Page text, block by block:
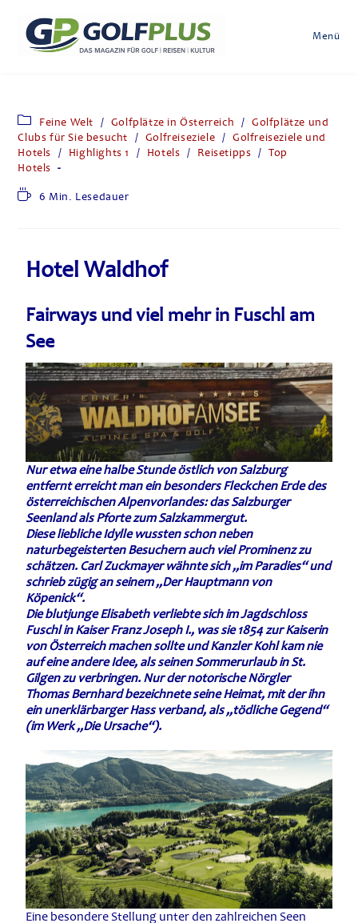
Menü
Feine Welt / Golfplätze in Österreich / Golfplätze und
Clubs für Sie besucht / Golfreiseziele / Golfreiseziele und
Hotels / Highlights 1 / Hotels / Reisetipps / Top
Hotels
6 Min. Lesedauer
Hotel Waldhof
Fairways und viel mehr in Fuschl am
See
Nur etwa eine halbe Stunde östlich von Salzburg
entfernt erreicht man ein besonders Fleckchen Erde des
österreichischen Alpenvorlandes: das Salzburger
Seenland als Pforte zum Salzkammergut.
Diese liebliche Idylle wussten schon neben
naturbegeisterten Besuchern auch viel Prominenz zu
schätzen. Carl Zuckmayer wähnte sich „im Paradies“ und
schrieb zügig an seinem „Der Hauptmann von
Köpenick“.
Die blutjunge Elisabeth verliebte sich im Jagdschloss
Fuschl in Kaiser Franz Joseph I., was sie 1854 zur Kaiserin
von Österreich machen sollte und Kanzler Kohl kam nie
auf eine andere Idee, als seinen Sommerurlaub in St.
Gilgen zu verbringen. Nur der notorische Nörgler
Thomas Bernhard bezeichnete seine Heimat, mit der ihn
ein unerklärbarger Hass verband, als „tödliche Gegend“
(im Werk „Die Ursache“).
Eine besondere Stellung unter den zahlreichen Seen